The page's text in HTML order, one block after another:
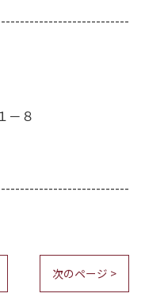
－８
次のページ >